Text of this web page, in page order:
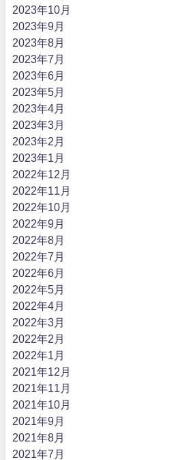
2023年10月
2023年9月
2023年8月
2023年7月
2023年6月
2023年5月
2023年4月
2023年3月
2023年2月
2023年1月
2022年12月
2022年11月
2022年10月
2022年9月
2022年8月
2022年7月
2022年6月
2022年5月
2022年4月
2022年3月
2022年2月
2022年1月
2021年12月
2021年11月
2021年10月
2021年9月
2021年8月
2021年7月